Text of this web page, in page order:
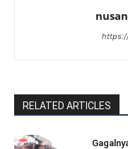
RELATED ARTICLES